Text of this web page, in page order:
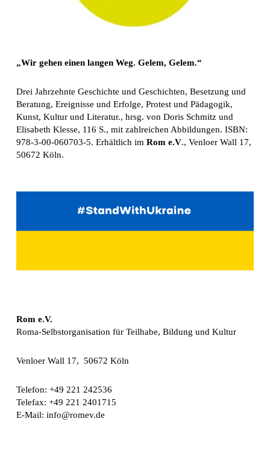
„Wir gehen einen langen Weg. Gelem, Gelem.“
Drei Jahrzehnte Geschichte und Geschichten, Besetzung und
Beratung, Ereignisse und Erfolge, Protest und Pädagogik,
Kunst, Kultur und Literatur., hrsg. von Doris Schmitz und
Elisabeth Klesse, 116 S., mit zahlreichen Abbildungen. ISBN:
978-3-00-060703-5. Erhältlich im Rom e.V., Venloer Wall 17,
50672 Köln.
Rom e.V.
Roma-Selbstorganisation für Teilhabe, Bildung und Kultur
Venloer Wall 17, 50672 Köln
Telefon: +49 221 242536
Telefax: +49 221 2401715
E-Mail: info@romev.de